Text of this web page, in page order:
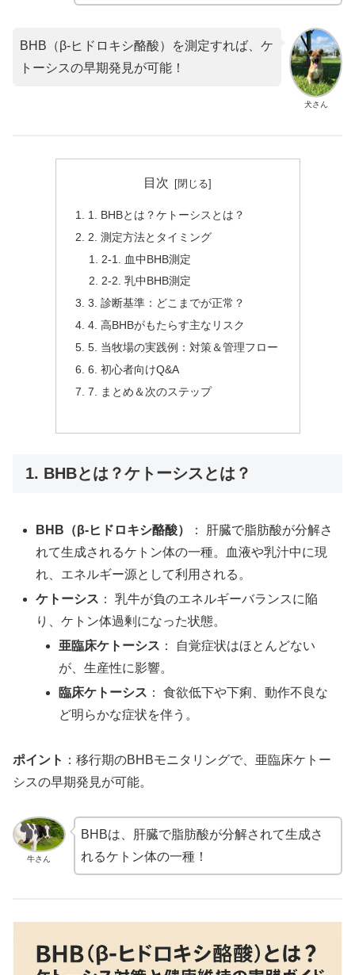
犬さん
BHB（β-ヒドロキシ酪酸）を測定すれば、ケ
トーシスの早期発見が可能！
目次
1. BHBとは？ケトーシスとは？
2. 測定方法とタイミング
2-1. 血中BHB測定
2-2. 乳中BHB測定
3. 診断基準：どこまでが正常？
4. 高BHBがもたらす主なリスク
5. 当牧場の実践例：対策＆管理フロー
6. 初心者向けQ&A
7. まとめ＆次のステップ
1. BHBとは？ケトーシスとは？
BHB（β-ヒドロキシ酪酸）
： 肝臓で脂肪酸が分解さ
れて生成されるケトン体の一種。血液や乳汁中に現
れ、エネルギー源として利用される。
ケトーシス ： 乳牛が負のエネルギーバランスに陥
り、ケトン体過剰になった状態。
亜臨床ケトーシス ： 自覚症状はほとんどない
が、生産性に影響。
臨床ケトーシス ： 食欲低下や下痢、動作不良な
ど明らかな症状を伴う。
ポイント ：移行期のBHBモニタリングで、亜臨床ケトー
シスの早期発見が可能。
牛さん
BHBは、肝臓で脂肪酸が分解されて生成さ
れるケトン体の一種！